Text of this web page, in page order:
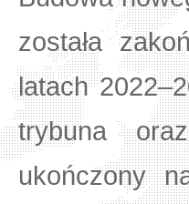
została
latach
trybuna
ukończony